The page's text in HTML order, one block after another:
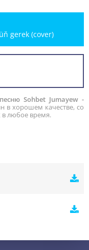
gerek (cover)
Sohbet Jumayew -
в хорошем качестве, со
в любое время.